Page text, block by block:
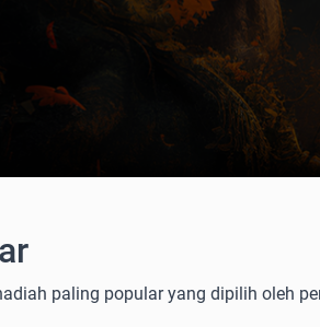
paling popular yang dipilih oleh